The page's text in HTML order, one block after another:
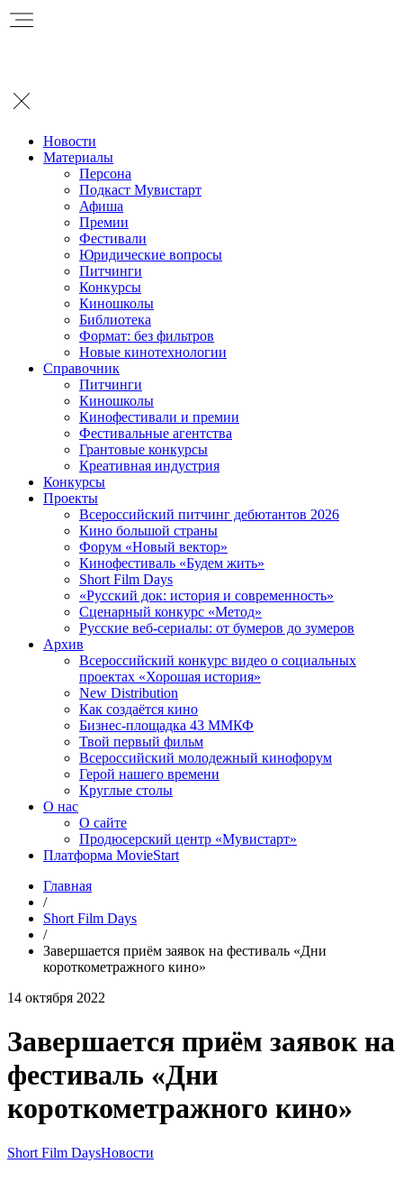
Новости
Материалы
Персона
Подкаст Мувистарт
Афиша
Премии
Фестивали
Юридические вопросы
Питчинги
Конкурсы
Киношколы
Библиотека
Формат: без фильтров
Новые кинотехнологии
Справочник
Питчинги
Киношколы
Кинофестивали и премии
Фестивальные агентства
Грантовые конкурсы
Креативная индустрия
Конкурсы
Проекты
Всероссийский питчинг дебютантов 2026
Кино большой страны
Форум «Новый вектор»
Кинофестиваль «Будем жить»
Short Film Days
«Русский док: история и современность»
Сценарный конкурс «Метод»
Русские веб-сериалы: от бумеров до зумеров
Архив
Всероссийский конкурс видео о социальных
проектах «Хорошая история»
New Distribution
Как создаётся кино
Бизнес-площадка 43 ММКФ
Твой первый фильм
Всероссийский молодежный кинофорум
Герой нашего времени
Круглые столы
О нас
О сайте
Продюсерский центр «Мувистарт»
Платформа MovieStart
Главная
/
Short Film Days
/
Завершается приём заявок на фестиваль «Дни
короткометражного кино»
14 октября 2022
Завершается приём заявок на
фестиваль «Дни
короткометражного кино»
Short Film DaysНовости